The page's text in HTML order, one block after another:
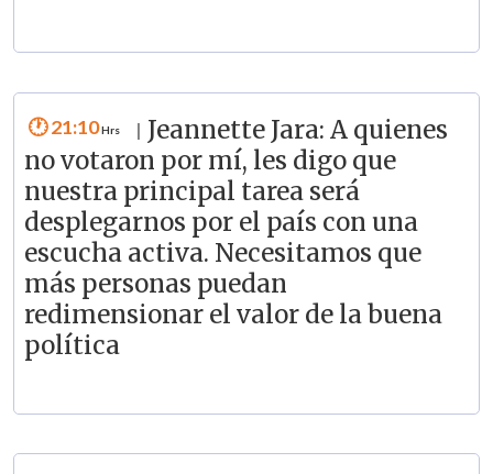
21:10
Jeannette Jara: A quienes
no votaron por mí, les digo que
nuestra principal tarea será
desplegarnos por el país con una
escucha activa. Necesitamos que
más personas puedan
redimensionar el valor de la buena
política